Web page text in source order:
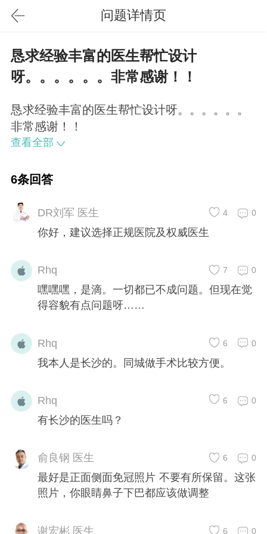
问题详情页
恳求经验丰富的医生帮忙设计
呀。。。。。。非常感谢！！
恳求经验丰富的医生帮忙设计呀。。。。。。
非常感谢！！
查看全部
6条回答
DR刘军 医生 0
4
你好，建议选择正规医院及权威医生
Rhq 0
7
嘿嘿嘿，是滴。一切都已不成问题。但现在觉
得容貌有点问题呀……
Rhq 0
6
我本人是长沙的。同城做手术比较方便。
Rhq 0
6
有长沙的医生吗？
俞良钢 医生 0
6
最好是正面侧面免冠照片 不要有所保留。这张
照片，你眼睛鼻子下巴都应该做调整
谢宏彬 医生 0
6